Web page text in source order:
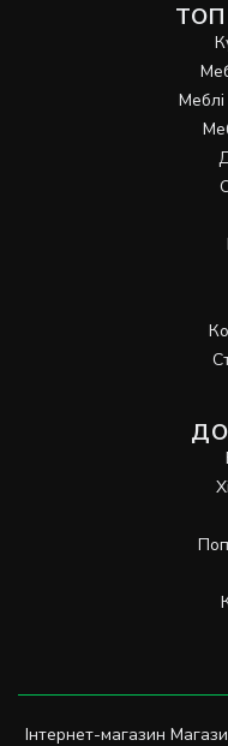
ТОП
Інтернет-магазин